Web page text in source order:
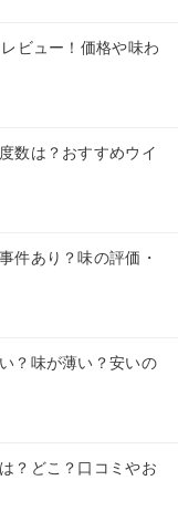
ビュー！価格や味わ
数は？おすすめウイ
件あり？味の評価・
？味が薄い？安いの
？どこ？口コミやお